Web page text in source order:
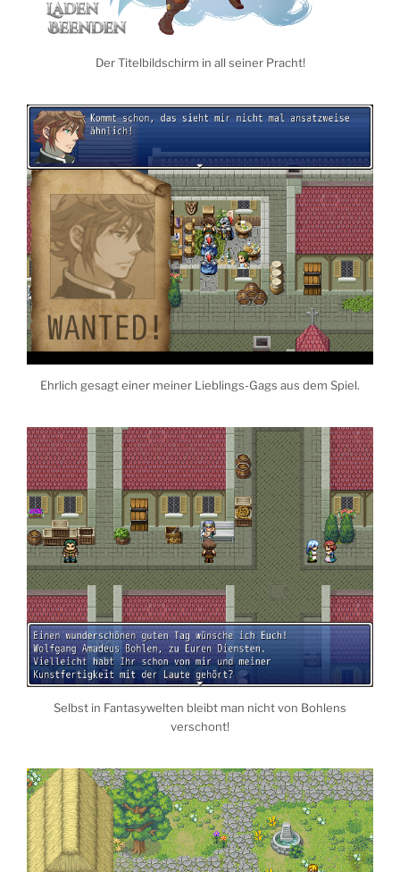
Der Titelbildschirm in all seiner Pracht!
Ehrlich gesagt einer meiner Lieblings-Gags aus dem Spiel.
Selbst in Fantasywelten bleibt man nicht von Bohlens
verschont!